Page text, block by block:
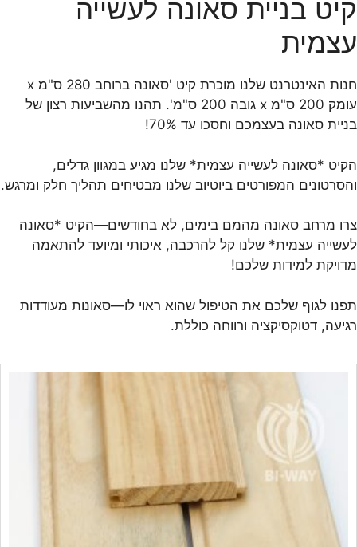
קיט בניית סאונה לעשייה
עצמית
חנות האינטרנט שלנו מוכרת קיט 'סאונה ברוחב 280 ס"מ x
עומק 200 ס"מ x גובה 200 ס"מ'. תהנו מהשביעות רצון של
בניית סאונה בעצמכם וחסכו עד 70%!
הקיט *סאונה לעשייה עצמית* שלנו מגיע במגוון גדלים,
והסרטונים המפורטים ביוטיוב שלנו מבטיחים תהליך חלק ומרגש.
צרו מרחב סאונה מהמם בימים, לא בחודשים—הקיט *סאונה
לעשייה עצמית* שלנו קל להרכבה, איכותי ומיועד להתאמה
מדויקת למידות שלכם!
תפנו לגוף שלכם את הטיפול שהוא ראוי לו—סאונות מעודדות
רגיעה, דטוקסיקציה ורווחה כוללת.